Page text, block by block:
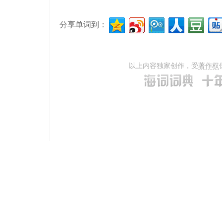
分享单词到：
以上内容独家创作，受著作权